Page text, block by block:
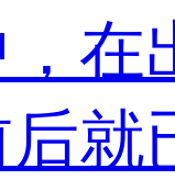
在
就